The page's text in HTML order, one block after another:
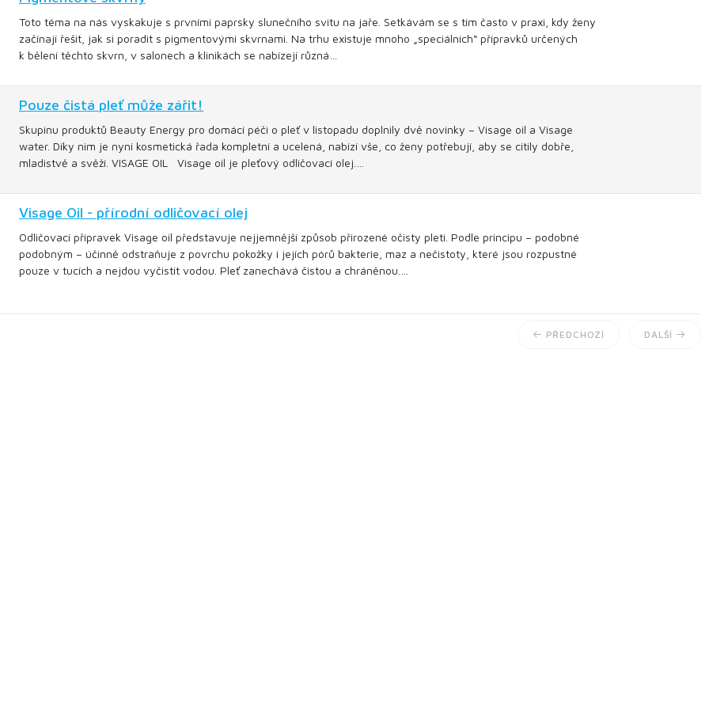
Toto téma na nás vyskakuje s prvními paprsky slunečního svitu na jaře. Setkávám se s tím často v praxi, kdy ženy
začínají řešit, jak si poradit s pigmentovými skvrnami. Na trhu existuje mnoho „speciálních“ přípravků určených
k bělení těchto skvrn, v salonech a klinikách se nabízejí různá…
Pouze čistá pleť může zářit!
Skupinu produktů Beauty Energy pro domácí péči o pleť v listopadu doplnily dvě novinky – Visage oil a Visage
water. Díky nim je nyní kosmetická řada kompletní a ucelená, nabízí vše, co ženy potřebují, aby se cítily dobře,
mladistvě a svěží. VISAGE OIL Visage oil je pleťový odličovací olej.…
Visage Oil - přírodní odličovací olej
Odličovací přípravek Visage oil představuje nejjemnější způsob přirozené očisty pleti. Podle principu – podobné
podobným – účinně odstraňuje z povrchu pokožky i jejích pórů bakterie, maz a nečistoty, které jsou rozpustné
pouze v tucích a nejdou vyčistit vodou. Pleť zanechává čistou a chráněnou.…
PŘEDCHOZÍ DALŠÍ